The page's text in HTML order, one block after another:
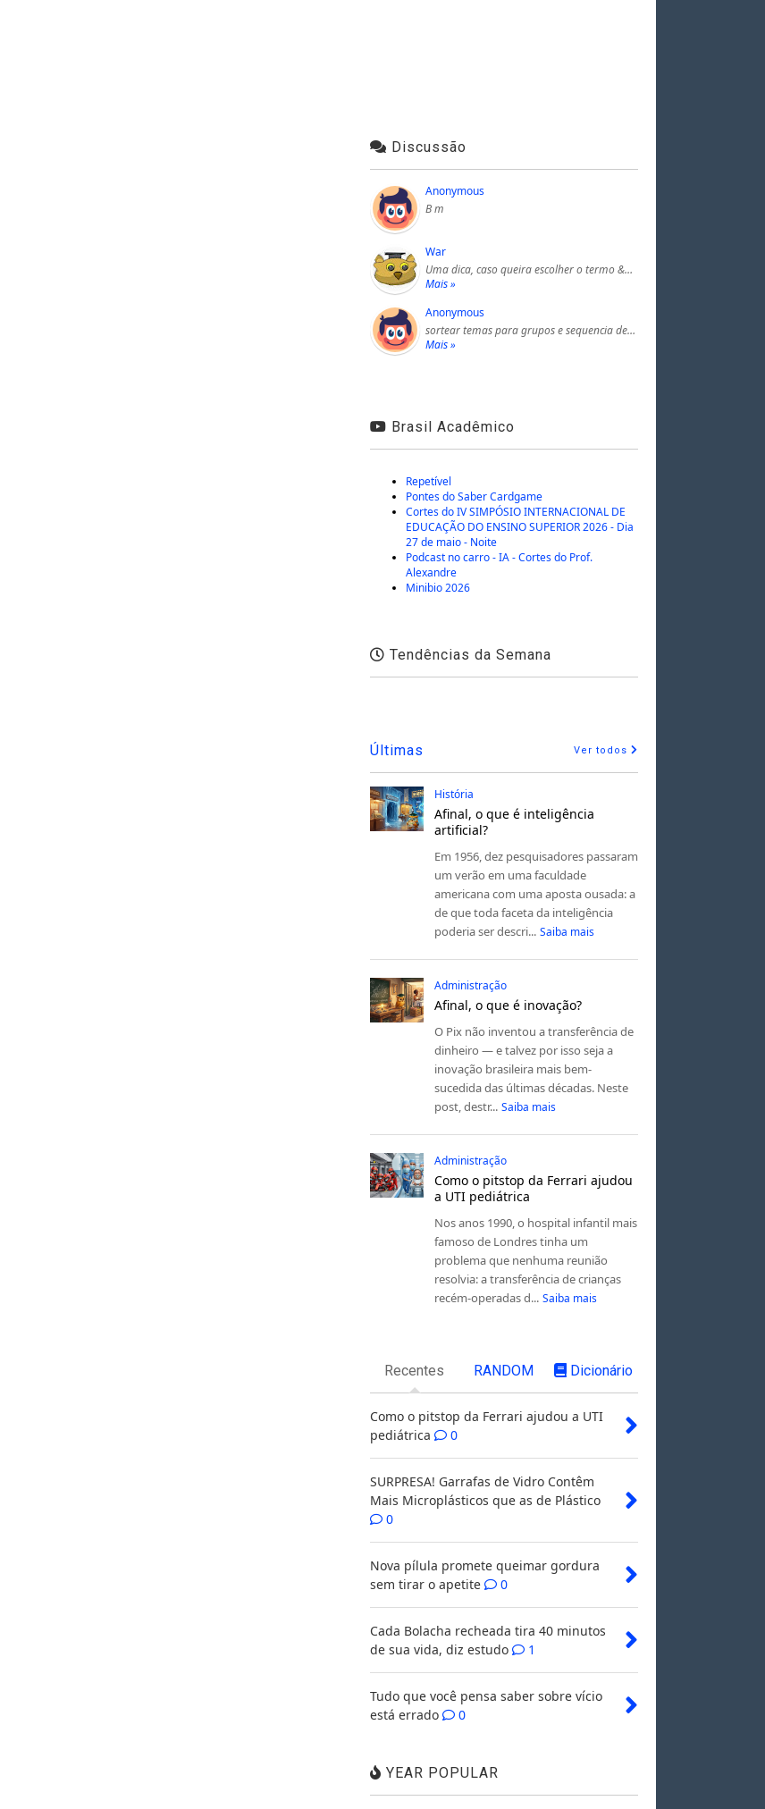
Discussão
Anonymous
B m
War
Uma dica, caso queira escolher o termo &…
Mais »
Anonymous
sortear temas para grupos e sequencia de…
Mais »
Brasil Acadêmico
Repetível
Pontes do Saber Cardgame
Cortes do IV SIMPÓSIO INTERNACIONAL DE
EDUCAÇÃO DO ENSINO SUPERIOR 2026 - Dia
27 de maio - Noite
Podcast no carro - IA - Cortes do Prof.
Alexandre
Minibio 2026
Tendências da Semana
Últimas Ver todos
História
Afinal, o que é inteligência
artificial?
Em 1956, dez pesquisadores passaram
um verão em uma faculdade
americana com uma aposta ousada: a
de que toda faceta da inteligência
poderia ser descri... Saiba mais
Administração
Afinal, o que é inovação?
O Pix não inventou a transferência de
dinheiro — e talvez por isso seja a
inovação brasileira mais bem-
sucedida das últimas décadas. Neste
post, destr... Saiba mais
Administração
Como o pitstop da Ferrari ajudou
a UTI pediátrica
Nos anos 1990, o hospital infantil mais
famoso de Londres tinha um
problema que nenhuma reunião
resolvia: a transferência de crianças
recém-operadas d... Saiba mais
Recentes RANDOM Dicionário
Como o pitstop da Ferrari ajudou a UTI
pediátrica
0
SURPRESA! Garrafas de Vidro Contêm
Mais Microplásticos que as de Plástico
0
Nova pílula promete queimar gordura
sem tirar o apetite
0
Cada Bolacha recheada tira 40 minutos
de sua vida, diz estudo
1
Tudo que você pensa saber sobre vício
está errado
0
YEAR POPULAR